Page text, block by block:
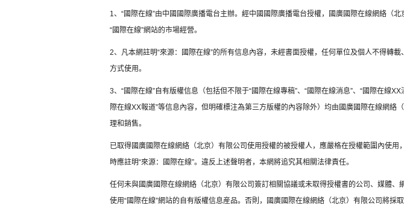
1、“國際在線”由中國國際廣播電台主辦。經中國國際廣播電台授權，國廣國際在線網絡（
“國際在線”網站的市場經營。
2、凡本網註明“來源：國際在線”的所有信息內容，未經書面授權，任何單位及個人不得轉
方式使用。
3、“國際在線”自有版權信息（包括但不限于“國際在線專稿”、“國際在線消息”、“國際在線XX
際在線XX報道”等信息內容，但明確標注為第三方版權的內容除外）均由國廣國際在線網絡
理和銷售。
已取得國廣國際在線網絡（北京）有限公司使用授權的被授權人，應嚴格在授權範圍內使用
時應註明“來源：國際在線”。違反上述聲明者，本網將追究其相關法律責任。
任何未與國廣國際在線網絡（北京）有限公司簽訂相關協議或未取得授權書的公司、媒體、
使用“國際在線”網站的自有版權信息産品。否則，國廣國際在線網絡（北京）有限公司將採